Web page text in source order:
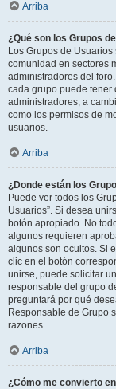
Arriba
¿Qué son los Grupos
Los Grupos de
comunidad en sectores
administradores del
cada grupo puede tener
administradores, a
como los permisos de
usuarios.
Arriba
¿Donde están los
Puede ver todos los
Usuarios”. Si desea
botón apropiado. No
algunos requieren
algunos son ocultos. Si
clic en el botón
unirse, puede solicitar
responsable del grupo
preguntará por qué
Responsable de Grupo
razones.
Arriba
¿Cómo me convierto